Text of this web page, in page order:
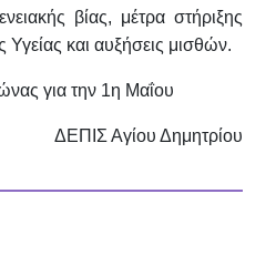
βίας, μέτρα στήριξης
και αυξήσεις μισθών.
για την 1η Μαΐου
ΔΕΠΙΣ Αγίου Δημητρίου